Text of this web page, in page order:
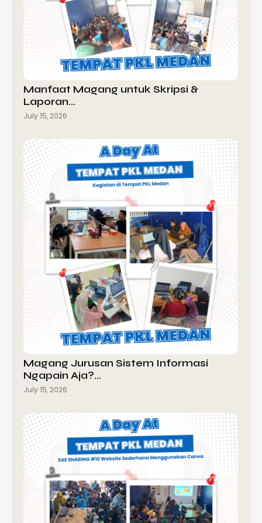
Manfaat Magang untuk Skripsi &
Laporan…
July 15, 2026
Magang Jurusan Sistem Informasi
Ngapain Aja?…
July 15, 2026